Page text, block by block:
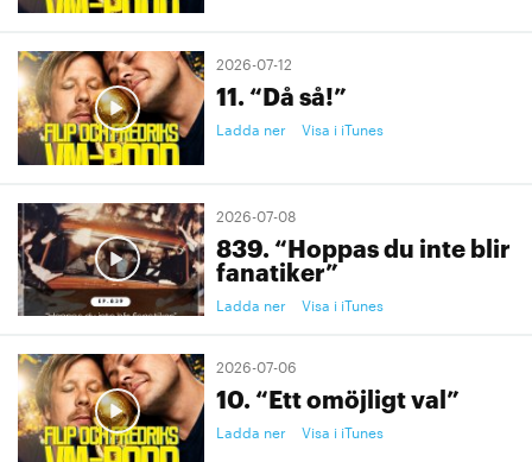
2026-07-12
11. “Då så!”
Ladda ner Visa i iTunes
2026-07-08
839. “Hoppas du inte blir
fanatiker”
Ladda ner Visa i iTunes
2026-07-06
10. “Ett omöjligt val”
Ladda ner Visa i iTunes